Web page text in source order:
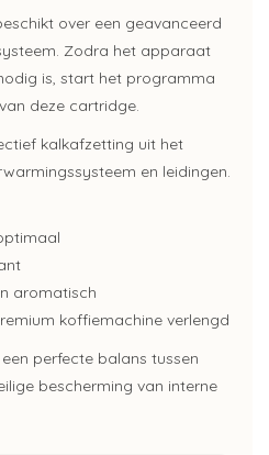
over een geavanceerd
Zodra het apparaat
is, start het programma
deze cartridge.
kalkafzetting uit het
en leidingen.
aromatisch
koffiemachine verlengd
perfecte balans tussen
bescherming van interne